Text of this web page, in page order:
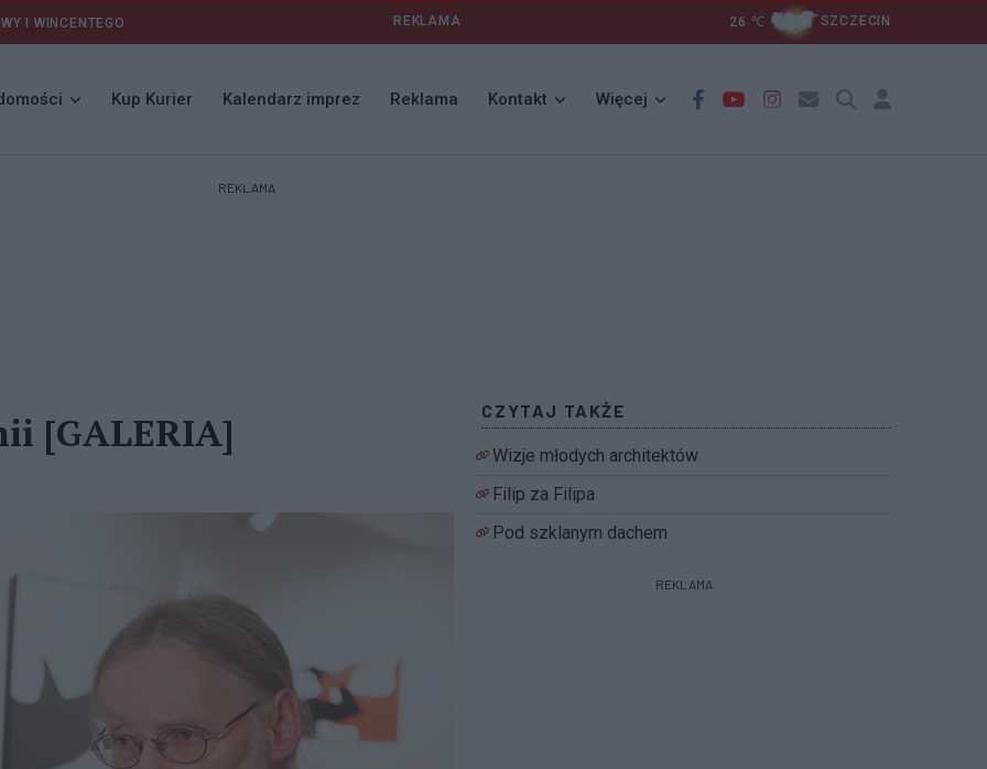
I WINCENTEGO REKLAMA 26 ℃ SZCZECIN
Kup Kurier Kalendarz imprez Reklama Kontakt Więcej
REKLAMA
[GALERIA] CZYTAJ TAKŻE
Wizje młodych architektów
Filip za Filipa
Pod szklanym dachem
REKLAMA